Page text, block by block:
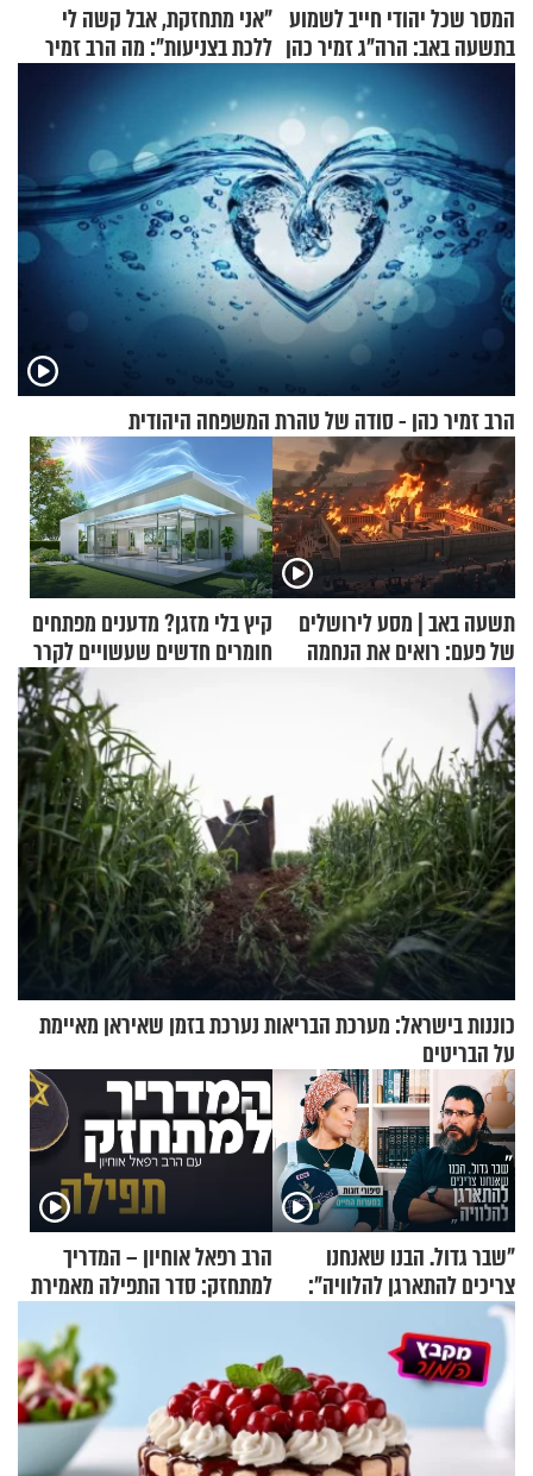
המסר שכל יהודי חייב לשמוע
בתשעה באב: הרה"ג זמיר כהן
בשיעור מיוחד
"אני מתחזקת, אבל קשה לי
ללכת בצניעות": מה הרב זמיר
כהן המליץ לה לעשות?
הרב זמיר כהן - סודה של טהרת המשפחה היהודית
תשעה באב | מסע לירושלים
של פעם: רואים את הנחמה
קיץ בלי מזגן? מדענים מפתחים
חומרים חדשים שעשויים לקרר
כוננות בישראל: מערכת הבריאות נערכת בזמן שאיראן מאיימת
על הבריטים
"שבר גדול. הבנו שאנחנו
צריכים להתארגן להלוויה":
זוגיות במבחן, הפעם עם מרים
וגד דנינו
הרב רפאל אוחיון – המדריך
למתחזק: סדר התפילה מאמירת
הקורבנות ועד קריאת שמע